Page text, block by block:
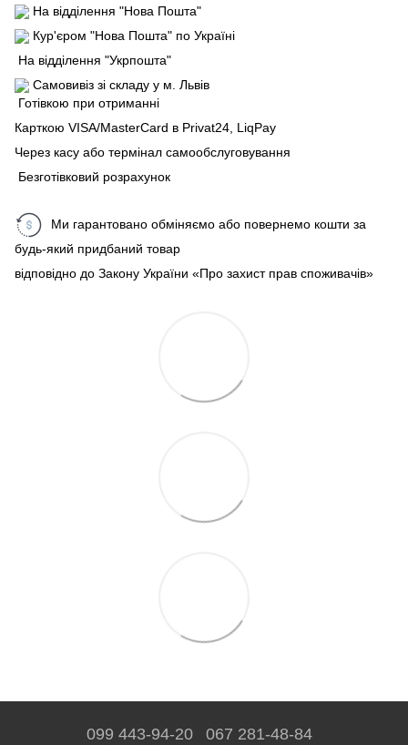
На відділення "Нова Пошта"
Кур'єром "Нова Пошта" по Україні
На відділення "Укрпошта"
Самовивіз зі складу у м. Львів
Готівкою при отриманні
Карткою VISA/MasterCard в Рrivat24, LiqPay
Через касу або термінал самообслуговування
Безготівковий розрахунок
Ми гарантовано обміняємо або повернемо кошти за
будь-який придбаний товар
відповідно до Закону України «Про захист прав споживачів»
099 443-94-20 067 281-48-84